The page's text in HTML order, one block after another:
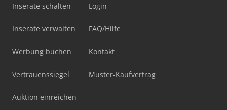
Inserate schalten
Inserate verwalten
Werbung buchen
Vertrauenssiegel
Auktion einreichen
Login
FAQ/Hilfe
Kontakt
Muster-Kaufvertrag